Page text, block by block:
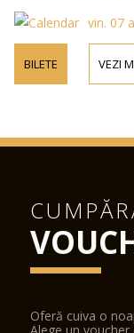
vin. 07
BILETE VEZI
Oferă cuiva o